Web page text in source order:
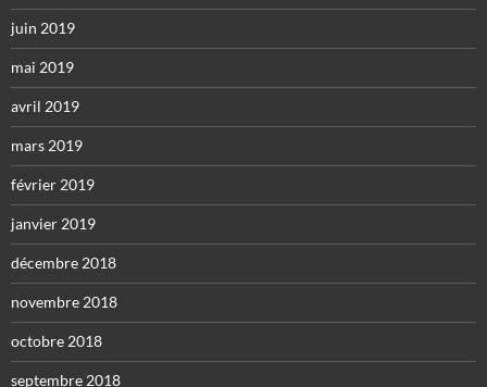
juin 2019
mai 2019
avril 2019
mars 2019
février 2019
janvier 2019
décembre 2018
novembre 2018
octobre 2018
septembre 2018